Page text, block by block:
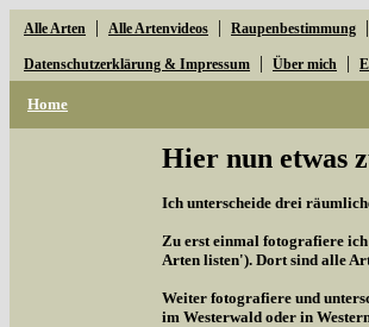
Alle Arten | Alle Artenvideos | Raupenbestimmung |
Datenschutzerklärung & Impressum | Über mich |
Home
Hier nun etwas
Ich unterscheide drei
Zu erst einmal fotografiere ich
Arten listen'). Dort sind alle
Weiter fotografiere und
im Westerwald oder in